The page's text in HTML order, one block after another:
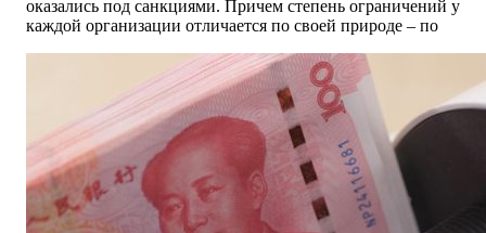
оказались под санкциями. Причем степень ограничений у
каждой организации отличается по своей природе – по